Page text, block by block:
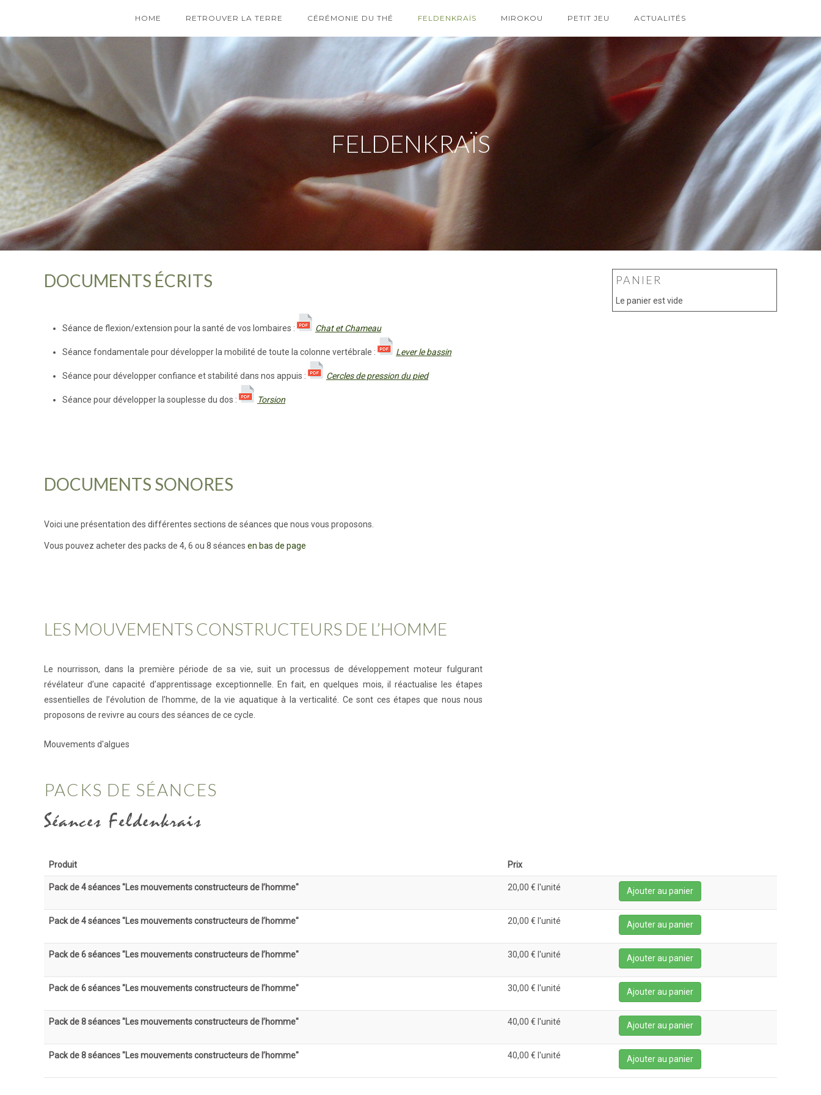
HOME RETROUVER LA TERRE CÉRÉMONIE DU THÉ FELDENKRAÏS MIROKOU PETIT JEU ACTUALITÉS
FELDENKRAÏS
DOCUMENTS ÉCRITS
Séance de flexion/extension pour la santé de vos lombaires : Chat et Chameau
Séance fondamentale pour développer la mobilité de toute la colonne vertébrale : Lever le bassin
Séance pour développer confiance et stabilité dans nos appuis : Cercles de pression du pied
Séance pour développer la souplesse du dos : Torsion
DOCUMENTS SONORES
Voici une présentation des différentes sections de séances que nous vous proposons.
Vous pouvez acheter des packs de 4, 6 ou 8 séances en bas de page
LES MOUVEMENTS CONSTRUCTEURS DE L’HOMME
Le nourrisson, dans la première période de sa vie, suit un processus de développement moteur fulgurant
révélateur d’une capacité d’apprentissage exceptionnelle. En fait, en quelques mois, il réactualise les étapes
essentielles de l’évolution de l’homme, de la vie aquatique à la verticalité. Ce sont ces étapes que nous nous
proposons de revivre au cours des séances de ce cycle.
Mouvements d'algues
PANIER
Le panier est vide
PACKS DE SÉANCES
Séances Feldenkrais
Produit Prix
Pack de 4 séances "Les mouvements constructeurs de l’homme" 20,00 € l'unité Ajouter au panier
Pack de 4 séances "Les mouvements constructeurs de l’homme" 20,00 € l'unité Ajouter au panier
Pack de 6 séances "Les mouvements constructeurs de l’homme" 30,00 € l'unité Ajouter au panier
Pack de 6 séances "Les mouvements constructeurs de l’homme" 30,00 € l'unité Ajouter au panier
Pack de 8 séances "Les mouvements constructeurs de l’homme" 40,00 € l'unité Ajouter au panier
Pack de 8 séances "Les mouvements constructeurs de l’homme" 40,00 € l'unité Ajouter au panier